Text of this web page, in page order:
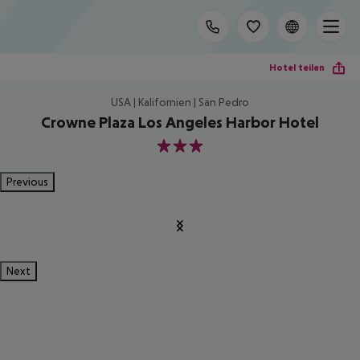
Hotel teilen
USA | Kalifornien | San Pedro
Crowne Plaza Los Angeles Harbor Hotel
3
Previous
Next